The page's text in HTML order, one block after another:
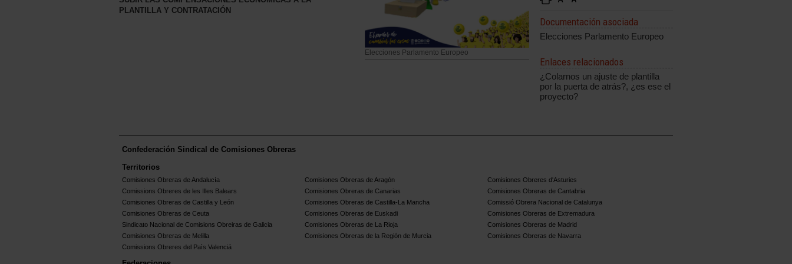
Elecciones Parlamento Europeo
PLANTILLA Y CONTRATACIÓN
Documentación asociada
Elecciones Parlamento Europeo
Enlaces relacionados
¿Colarnos un ajuste de plantilla
por la puerta de atrás?, ¿es ese el
proyecto?
Confederación Sindical de Comisiones Obreras
Territorios
Comisiones Obreras de Andalucía Comisiones Obreras de Aragón
Comisiones Obreres d'Asturies
Comissions Obreres de les Illes Balears
Comisiones Obreras de Canarias
Comisiones Obreras de Cantabria
Comisiones Obreras de Castilla y León
Comisiones Obreras de Castilla-La Mancha
Comissió Obrera Nacional de Catalunya
Comisiones Obreras de Ceuta
Comisiones Obreras de Euskadi
Comisiones Obreras de Extremadura
Sindicato Nacional de Comisions Obreiras de Galicia
Comisiones Obreras de La Rioja
Comisiones Obreras de Madrid
Comisiones Obreras de Melilla
Comisiones Obreras de la Región de Murcia
Comisiones Obreras de Navarra
Comissions Obreres del Paìs Valenciá